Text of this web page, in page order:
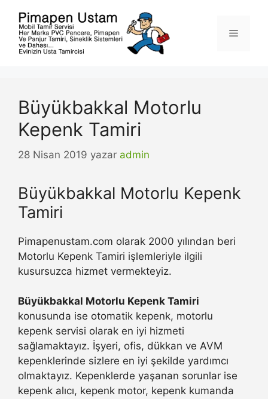
Menü
Büyükbakkal Motorlu
Kepenk Tamiri
28 Nisan 2019 yazar admin
Büyükbakkal Motorlu Kepenk
Tamiri
Pimapenustam.com olarak 2000 yılından beri
Motorlu Kepenk Tamiri işlemleriyle ilgili
kusursuzca hizmet vermekteyiz.
Büyükbakkal Motorlu Kepenk Tamiri
konusunda ise otomatik kepenk, motorlu
kepenk servisi olarak en iyi hizmeti
sağlamaktayız. İşyeri, ofis, dükkan ve AVM
kepenklerinde sizlere en iyi şekilde yardımcı
olmaktayız. Kepenklerde yaşanan sorunlar ise
kepenk alıcı, kepenk motor, kepenk kumanda